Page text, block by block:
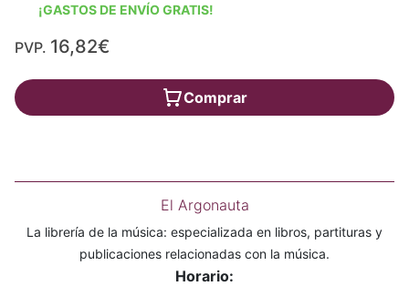
¡GASTOS DE ENVÍO GRATIS!
PVP. 16,82€
Comprar
El Argonauta
La librería de la música: especializada en libros, partituras y
publicaciones relacionadas con la música.
Horario: